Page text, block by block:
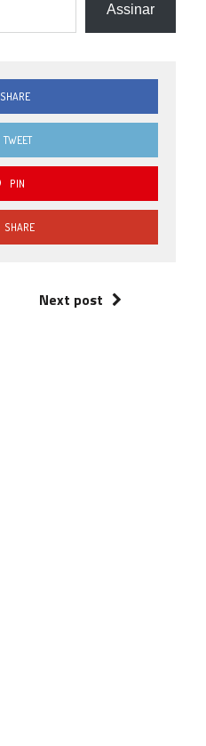
Assinar
SHARE
TWEET
PIN
SHARE
Next post